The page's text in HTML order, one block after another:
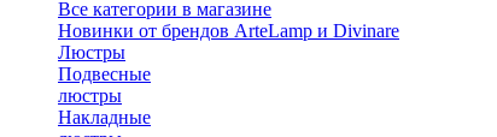
Все категории в магазине
Новинки от брендов ArteLamp и Divinare
Люстры
Подвесные
люстры
Накладные